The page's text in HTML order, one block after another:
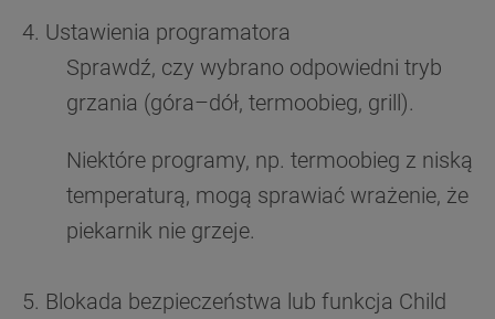
4. Ustawienia programatora
Sprawdź, czy wybrano odpowiedni tryb
grzania (góra–dół, termoobieg, grill).
Niektóre programy, np. termoobieg z niską
temperaturą, mogą sprawiać wrażenie, że
piekarnik nie grzeje.
5. Blokada bezpieczeństwa lub funkcja Child